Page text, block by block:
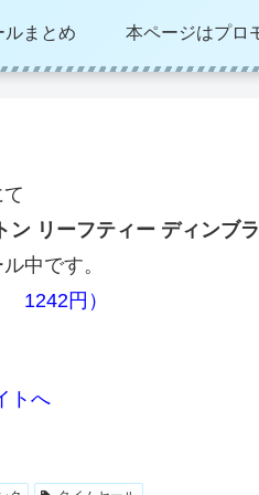
ルまとめ 本ページはプロ
ン リーフティー ディンブ
中です。
1242円）
トへ